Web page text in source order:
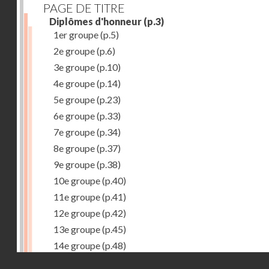
PAGE DE TITRE
Diplômes d'honneur (p.3)
1er groupe(p.5)
2e groupe(p.6)
3e groupe(p.10)
4e groupe(p.14)
5e groupe(p.23)
6e groupe(p.33)
7e groupe(p.34)
8e groupe(p.37)
9e groupe(p.38)
10e groupe(p.40)
11e groupe(p.41)
12e groupe(p.42)
13e groupe(p.45)
14e groupe(p.48)